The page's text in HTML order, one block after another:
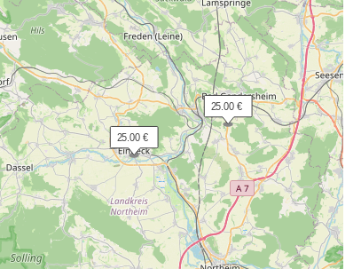
25.00 €
25.00 €